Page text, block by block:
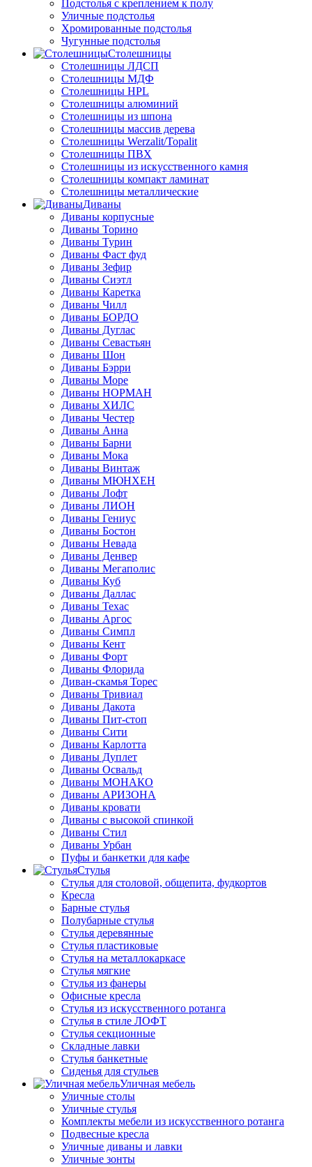
Подстолья с креплением к полу
Уличные подстолья
Хромированные подстолья
Чугунные подстолья
Столешницы
Столешницы ЛДСП
Столешницы МДФ
Столешницы HPL
Столешницы алюминий
Столешницы из шпона
Столешницы массив дерева
Столешницы Werzalit/Topalit
Столешницы ПВХ
Столешницы из искусственного камня
Столешницы компакт ламинат
Столешницы металлические
Диваны
Диваны корпусные
Диваны Торино
Диваны Турин
Диваны Фаст фуд
Диваны Зефир
Диваны Сиэтл
Диваны Каретка
Диваны Чилл
Диваны БОРДО
Диваны Дуглас
Диваны Севастьян
Диваны Шон
Диваны Бэрри
Диваны Море
Диваны НОРМАН
Диваны ХИЛС
Диваны Честер
Диваны Анна
Диваны Барни
Диваны Мока
Диваны Винтаж
Диваны МЮНХЕН
Диваны Лофт
Диваны ЛИОН
Диваны Гениус
Диваны Бостон
Диваны Невада
Диваны Денвер
Диваны Мегаполис
Диваны Куб
Диваны Даллас
Диваны Техас
Диваны Аргос
Диваны Симпл
Диваны Кент
Диваны Форт
Диваны Флорида
Диван-скамья Торес
Диваны Тривиал
Диваны Дакота
Диваны Пит-стоп
Диваны Сити
Диваны Карлотта
Диваны Дуплет
Диваны Освальд
Диваны МОНАКО
Диваны АРИЗОНА
Диваны кровати
Диваны с высокой спинкой
Диваны Стил
Диваны Урбан
Пуфы и банкетки для кафе
Стулья
Стулья для столовой, общепита, фудкортов
Кресла
Барные стулья
Полубарные стулья
Стулья деревянные
Стулья пластиковые
Стулья на металлокаркасе
Стулья мягкие
Стулья из фанеры
Офисные кресла
Стулья из искусственного ротанга
Стулья в стиле ЛОФТ
Стулья секционные
Складные лавки
Стулья банкетные
Сиденья для стульев
Уличная мебель
Уличные столы
Уличные стулья
Комплекты мебели из искусственного ротанга
Подвесные кресла
Уличные диваны и лавки
Уличные зонты